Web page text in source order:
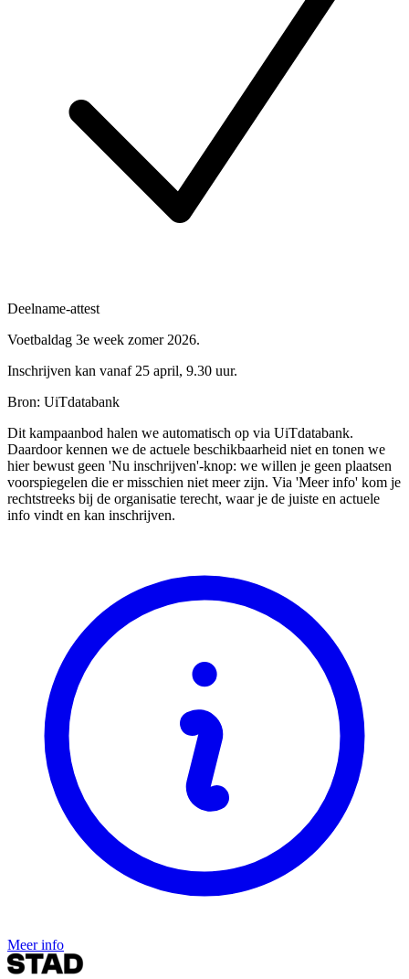
Deelname-attest
Voetbaldag 3e week zomer 2026.
Inschrijven kan vanaf 25 april, 9.30 uur.
Bron: UiTdatabank
Dit kampaanbod halen we automatisch op via UiTdatabank.
Daardoor kennen we de actuele beschikbaarheid niet en tonen we
hier bewust geen 'Nu inschrijven'-knop: we willen je geen plaatsen
voorspiegelen die er misschien niet meer zijn. Via 'Meer info' kom je
rechtstreeks bij de organisatie terecht, waar je de juiste en actuele
info vindt en kan inschrijven.
Meer info